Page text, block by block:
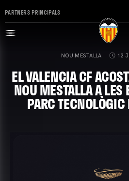
PARTNERS PRINCIPALS
NOU MESTALLA 12
EL VALENCIA CF
NOU MESTALLA A LES
PARC